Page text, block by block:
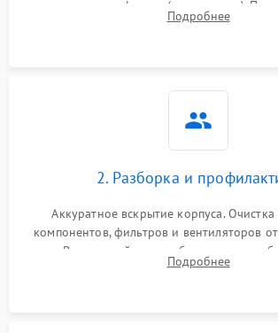
наличия артефактов (точки, пятна).
системы охлаждения по уровню шума
Подробнее
2. Разборка и
Аккуратное вскрытие корпуса.
компонентов, фильтров и вентиляторов
пыли. Визуальный осмотр блока питания,
материнской платы на наличие
Подробнее